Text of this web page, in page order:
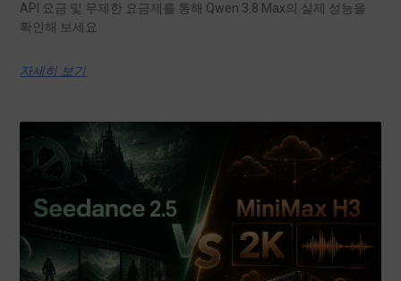
API 요금 및 무제한 요금제를 통해 Qwen 3.8 Max의 실제 성능을
확인해 보세요.
자세히 보기